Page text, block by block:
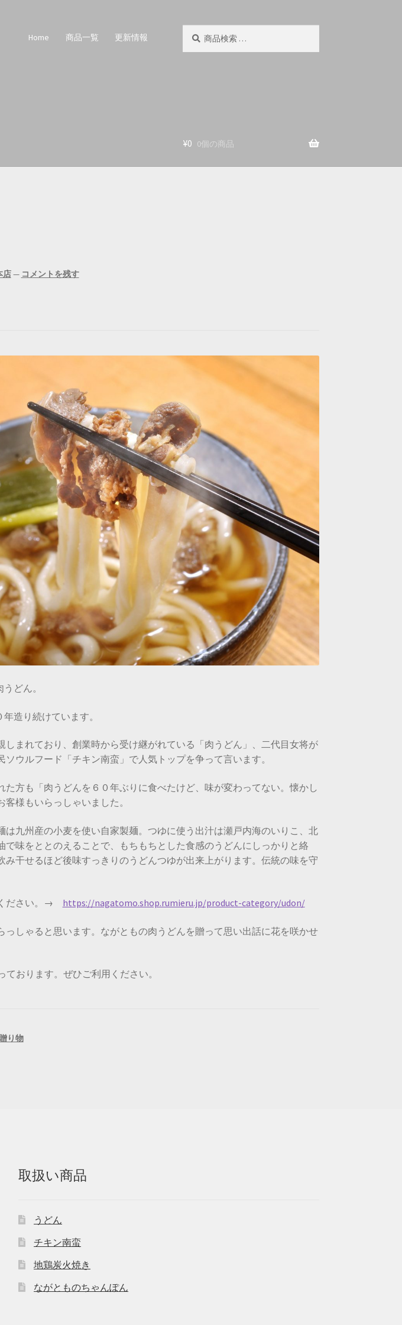
Home 商品一覧 更新情報
¥0 0個の商品
店— コメントを残す
どん。
造り続けています。
しまれており、創業時から受け継がれている「肉うどん」、二代目女将が
ウルフード「チキン南蛮」で人気トップを争って言います。
た方も「肉うどんを６０年ぶりに食べたけど、味が変わってない。懐かし
様もいらっしゃいました。
は九州産の小麦を使い自家製麺。つゆに使う出汁は瀬戸内海のいりこ、北
で味をととのえることで、もちもちとした食感のうどんにしっかりと絡
み干せるほど後味すっきりのうどんつゆが出来上がります。伝統の味を守
ださい。→ https://nagatomo.shop.rumieru.jp/product-category/udon/
っしゃると思います。ながともの肉うどんを贈って思い出話に花を咲かせ
おります。ぜひご利用ください。
贈り物
取扱い商品
うどん
チキン南蛮
地鶏炭火焼き
ながとものちゃんぽん